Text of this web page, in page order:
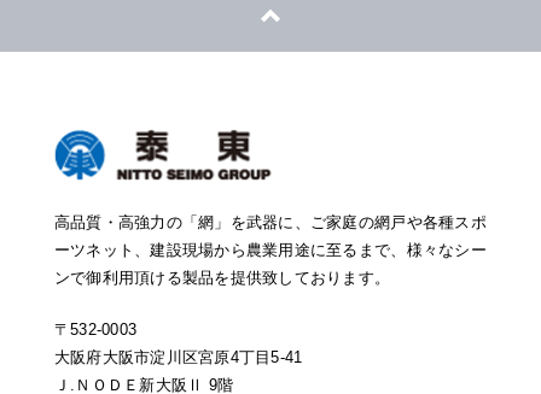
高品質・高強力の「網」を武器に、ご家庭の網戸や各種スポ
ーツネット、建設現場から農業用途に至るまで、様々なシー
ンで御利用頂ける製品を提供致しております。
〒532-0003
大阪府大阪市淀川区宮原4丁目5-41
Ｊ.ＮＯＤＥ新大阪Ⅱ 9階